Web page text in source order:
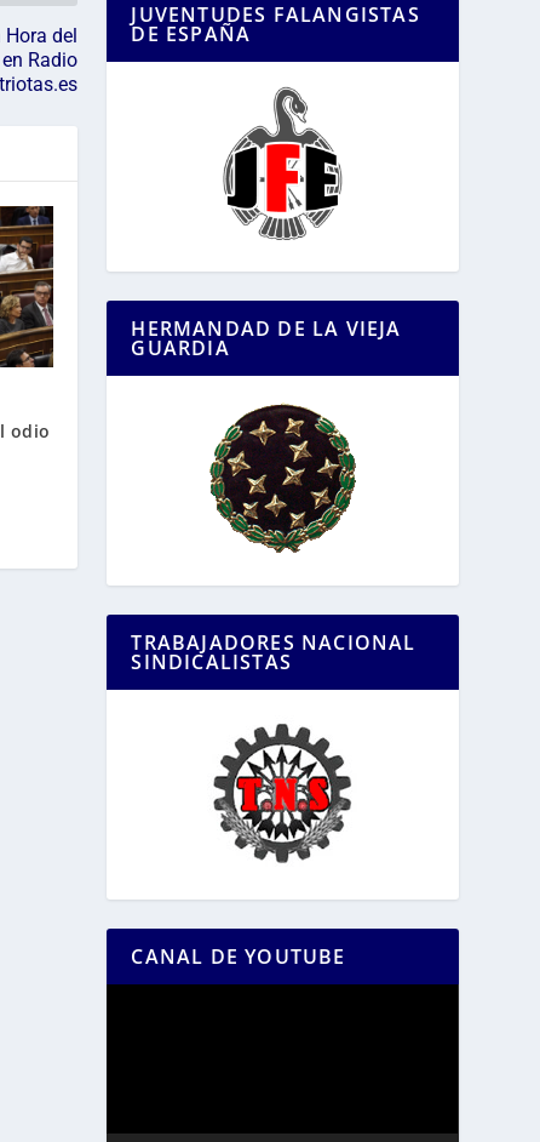
del
Radio
odio
JUVENTUDES FALANGISTAS
DE ESPAÑA
HERMANDAD DE LA VIEJA
GUARDIA
TRABAJADORES NACIONAL
SINDICALISTAS
CANAL DE YOUTUBE